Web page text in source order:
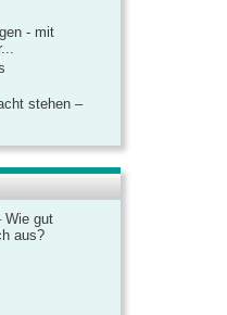
- mit
stehen –
Wie gut
aus?